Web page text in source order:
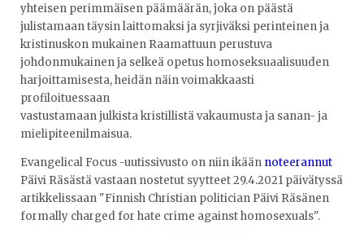
yhteisen perimmäisen päämäärän, joka on päästä
julistamaan täysin laittomaksi ja syrjiväksi perinteinen ja
kristinuskon mukainen Raamattuun perustuva
johdonmukainen ja selkeä opetus homoseksuaalisuuden
harjoittamisesta, heidän näin voimakkaasti
profiloituessaan
vastustamaan julkista kristillistä vakaumusta ja sanan- ja
mielipiteenilmaisua.
Evangelical Focus -uutissivusto on niin ikään noteerannut
Päivi Räsästä vastaan nostetut syytteet 29.4.2021 päivätyssä
artikkelissaan "Finnish Christian politician Päivi Räsänen
formally charged for hate crime against homosexuals".